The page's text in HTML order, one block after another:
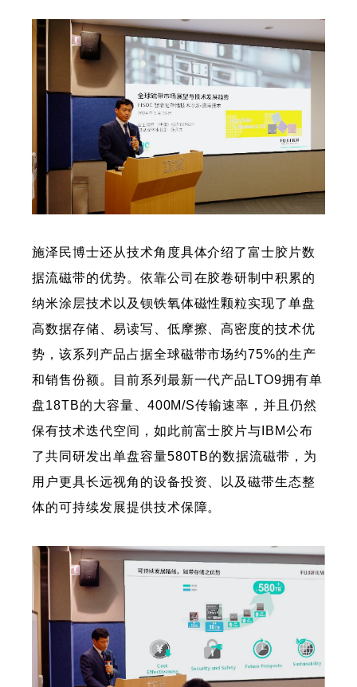
施泽民博士还从技术角度具体介绍了富士胶片数
据流磁带的优势。依靠公司在胶卷研制中积累的
纳米涂层技术以及钡铁氧体磁性颗粒实现了单盘
高数据存储、易读写、低摩擦、高密度的技术优
势，该系列产品占据全球磁带市场约75%的生产
和销售份额。目前系列最新一代产品LTO9拥有单
盘18TB的大容量、400M/S传输速率，并且仍然
保有技术迭代空间，如此前富士胶片与IBM公布
了共同研发出单盘容量580TB的数据流磁带，为
用户更具长远视角的设备投资、以及磁带生态整
体的可持续发展提供技术保障。